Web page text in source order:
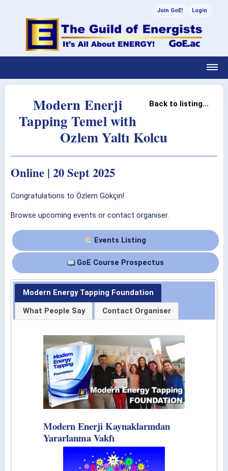
Join GoE! Login
Back to listing...
Modern Enerji
Tapping Temel with
Ozlem Yaltı Kolcu
Online | 20 Sept 2025
Congratulations to Özlem Gökçin!
Browse upcoming events or contact organiser.
Events Listing
GoE Course Prospectus
Modern Energy Tapping Foundation
What People Say
Contact Organiser
Modern Enerji Kaynaklarından
Yararlanma Vakfı